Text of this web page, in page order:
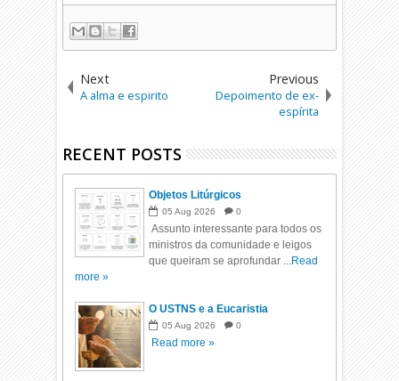
Next
A alma e espirito
Previous
Depoimento de ex-
espírita
RECENT POSTS
Objetos Litúrgicos
05 Aug 2026 0
Assunto interessante para todos os
ministros da comunidade e leigos
que queiram se aprofundar ...Read
more »
O USTNS e a Eucaristia
05 Aug 2026 0
Read more »